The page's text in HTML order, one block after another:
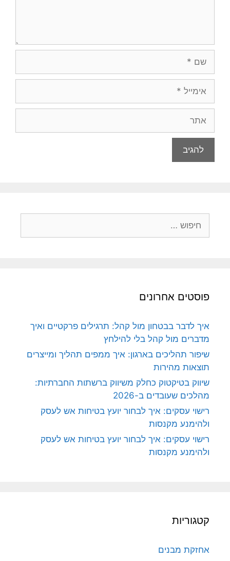
פוסטים אחרונים
איך לדבר בבטחון מול קהל: תרגילים פרקטיים ואיך
מדברים מול קהל בלי להילחץ
שיפור תהליכים בארגון: איך ממפים תהליך ומייצרים
תוצאות מהירות
שיווק בטיקטוק כחלק משיווק ברשתות החברתיות:
מהלכים שעובדים ב-2026
רישוי עסקים: איך לבחור יועץ בטיחות אש לעסק
ולהימנע מקנסות
רישוי עסקים: איך לבחור יועץ בטיחות אש לעסק
ולהימנע מקנסות
קטגוריות
אחזקת מבנים